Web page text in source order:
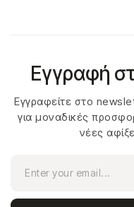
Εγγραφή
Εγγραφείτε στο
για μοναδικές
νέες